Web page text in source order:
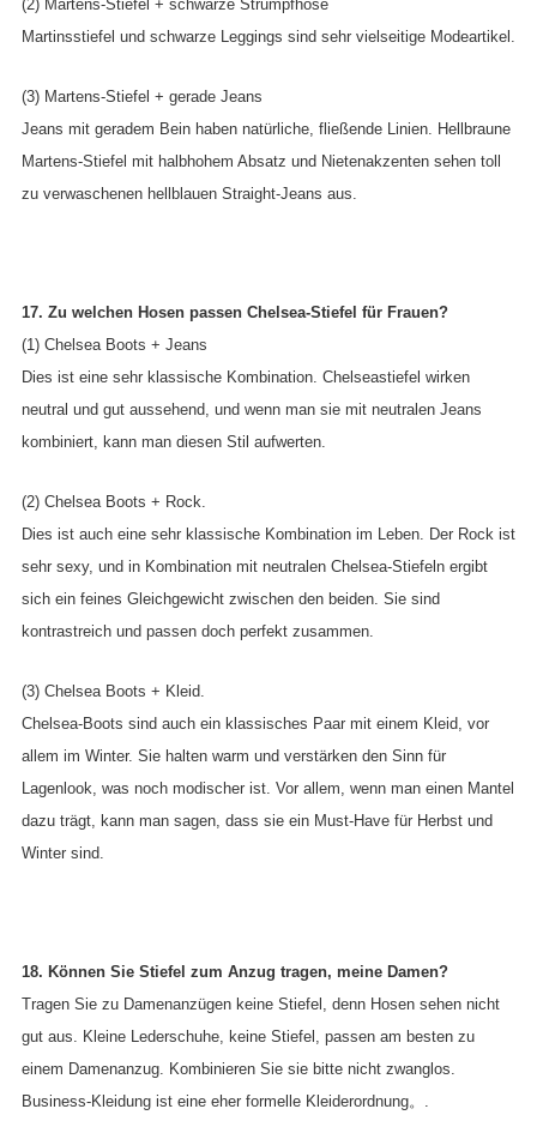
(2) Martens-Stiefel + schwarze Strumpfhose
Martinsstiefel und schwarze Leggings sind sehr vielseitige Modeartikel.
(3) Martens-Stiefel + gerade Jeans
Jeans mit geradem Bein haben natürliche, fließende Linien. Hellbraune
Martens-Stiefel mit halbhohem Absatz und Nietenakzenten sehen toll
zu verwaschenen hellblauen Straight-Jeans aus.
17. Zu welchen Hosen passen Chelsea-Stiefel für Frauen?
(1) Chelsea Boots + Jeans
Dies ist eine sehr klassische Kombination. Chelseastiefel wirken
neutral und gut aussehend, und wenn man sie mit neutralen Jeans
kombiniert, kann man diesen Stil aufwerten.
(2) Chelsea Boots + Rock.
Dies ist auch eine sehr klassische Kombination im Leben. Der Rock ist
sehr sexy, und in Kombination mit neutralen Chelsea-Stiefeln ergibt
sich ein feines Gleichgewicht zwischen den beiden. Sie sind
kontrastreich und passen doch perfekt zusammen.
(3) Chelsea Boots + Kleid.
Chelsea-Boots sind auch ein klassisches Paar mit einem Kleid, vor
allem im Winter. Sie halten warm und verstärken den Sinn für
Lagenlook, was noch modischer ist. Vor allem, wenn man einen Mantel
dazu trägt, kann man sagen, dass sie ein Must-Have für Herbst und
Winter sind.
18. Können Sie Stiefel zum Anzug tragen, meine Damen?
Tragen Sie zu Damenanzügen keine Stiefel, denn Hosen sehen nicht
gut aus. Kleine Lederschuhe, keine Stiefel, passen am besten zu
einem Damenanzug. Kombinieren Sie sie bitte nicht zwanglos.
Business-Kleidung ist eine eher formelle Kleiderordnung。.